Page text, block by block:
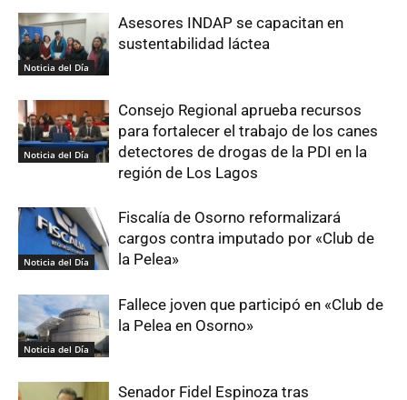
Noticia del Día
Asesores INDAP se capacitan en
sustentabilidad láctea
Noticia del Día
Consejo Regional aprueba recursos
para fortalecer el trabajo de los canes
detectores de drogas de la PDI en la
región de Los Lagos
Noticia del Día
Fiscalía de Osorno reformalizará
cargos contra imputado por «Club de
la Pelea»
Noticia del Día
Fallece joven que participó en «Club de
la Pelea en Osorno»
Senador Fidel Espinoza tras